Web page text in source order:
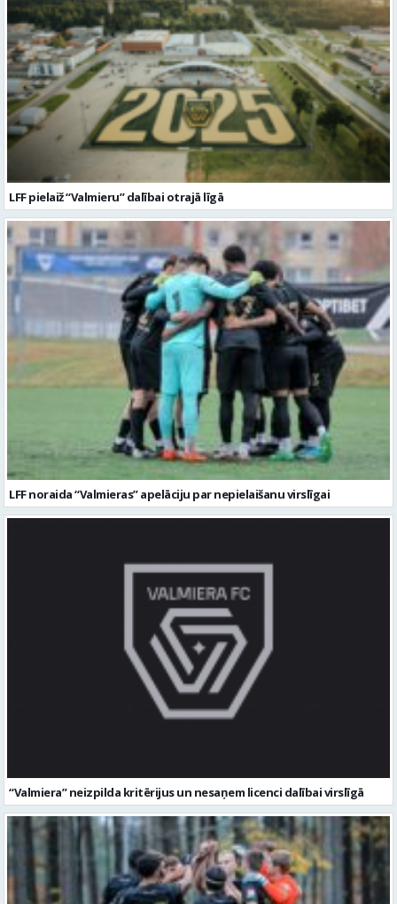
LFF pielaiž “Valmieru” dalībai otrajā līgā
LFF noraida “Valmieras” apelāciju par nepielaišanu virslīgai
“Valmiera” neizpilda kritērijus un nesaņem licenci dalībai virslīgā